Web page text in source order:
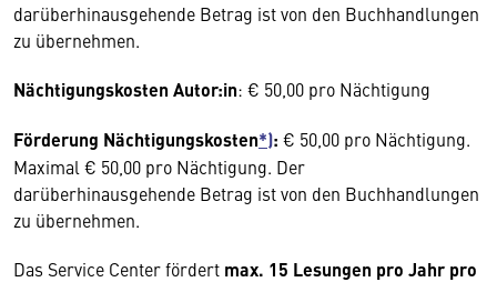
darüberhinausgehende Betrag ist von den Buchhandlungen
zu übernehmen.
Nächtigungskosten Autor:in: € 50,00 pro Nächtigung
Förderung Nächtigungskosten*): € 50,00 pro Nächtigung.
Maximal € 50,00 pro Nächtigung. Der
darüberhinausgehende Betrag ist von den Buchhandlungen
zu übernehmen.
Das Service Center fördert max. 15 Lesungen pro Jahr pro